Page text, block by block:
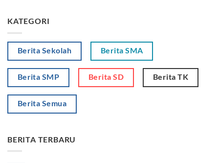
KATEGORI
Berita Sekolah Berita SMA
Berita SMP Berita SD Berita TK
Berita Semua
BERITA TERBARU